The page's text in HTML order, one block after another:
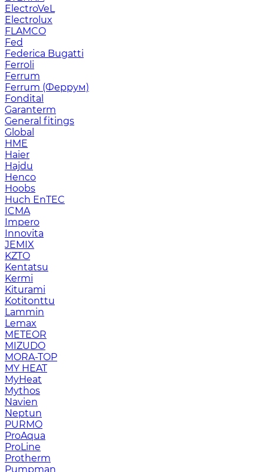
ElectroVeL
Electrolux
FLAMCO
Fed
Federica Bugatti
Ferroli
Ferrum
Ferrum (Феррум)
Fondital
Garanterm
General fitings
Global
HME
Haier
Hajdu
Henco
Hoobs
Huch EnTEC
ICMA
Impero
Innovita
JEMIX
KZTO
Kentatsu
Kermi
Kiturami
Kotitonttu
Lammin
Lemax
METEOR
MIZUDO
MORA-TOP
MY HEAT
MyHeat
Mythos
Navien
Neptun
PURMO
ProAqua
ProLine
Protherm
Pumpman